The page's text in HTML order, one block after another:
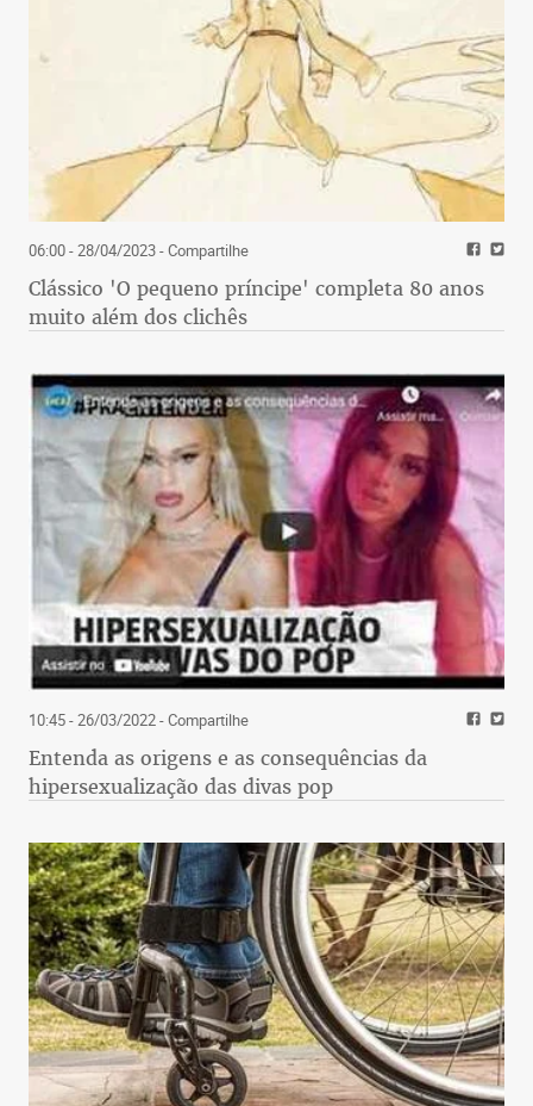
06:00 - 28/04/2023- Compartilhe
Clássico 'O pequeno príncipe' completa 80 anos
muito além dos clichês
10:45 - 26/03/2022- Compartilhe
Entenda as origens e as consequências da
hipersexualização das divas pop